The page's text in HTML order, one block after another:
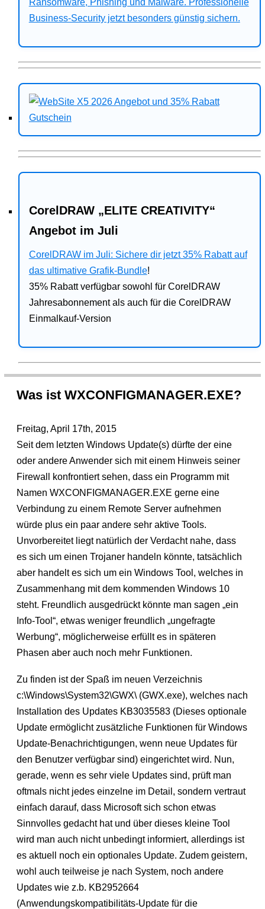
Ransomware, Phishing und Malware. Professionelle
Business-Security jetzt besonders günstig sichern.
CorelDRAW „ELITE CREATIVITY“
Angebot im Juli
CorelDRAW im Juli: Sichere dir jetzt 35% Rabatt auf
das ultimative Grafik-Bundle!
35% Rabatt verfügbar sowohl für CorelDRAW
Jahresabonnement als auch für die CorelDRAW
Einmalkauf-Version
Was ist WXCONFIGMANAGER.EXE?
Freitag, April 17th, 2015
Seit dem letzten Windows Update(s) dürfte der eine
oder andere Anwender sich mit einem Hinweis seiner
Firewall konfrontiert sehen, dass ein Programm mit
Namen WXCONFIGMANAGER.EXE gerne eine
Verbindung zu einem Remote Server aufnehmen
würde plus ein paar andere sehr aktive Tools.
Unvorbereitet liegt natürlich der Verdacht nahe, dass
es sich um einen Trojaner handeln könnte, tatsächlich
aber handelt es sich um ein Windows Tool, welches in
Zusammenhang mit dem kommenden Windows 10
steht. Freundlich ausgedrückt könnte man sagen „ein
Info-Tool“, etwas weniger freundlich „ungefragte
Werbung“, möglicherweise erfüllt es in späteren
Phasen aber auch noch mehr Funktionen.
Zu finden ist der Spaß im neuen Verzeichnis
c:\Windows\System32\GWX\ (GWX.exe), welches nach
Installation des Updates KB3035583 (Dieses optionale
Update ermöglicht zusätzliche Funktionen für Windows
Update-Benachrichtigungen, wenn neue Updates für
den Benutzer verfügbar sind) eingerichtet wird. Nun,
gerade, wenn es sehr viele Updates sind, prüft man
oftmals nicht jedes einzelne im Detail, sondern vertraut
einfach darauf, dass Microsoft sich schon etwas
Sinnvolles gedacht hat und über dieses kleine Tool
wird man auch nicht unbedingt informiert, allerdings ist
es aktuell noch ein optionales Update. Zudem geistern,
wohl auch teilweise je nach System, noch andere
Updates wie z.b. KB2952664
(Anwendungskompatibilitäts-Update für die